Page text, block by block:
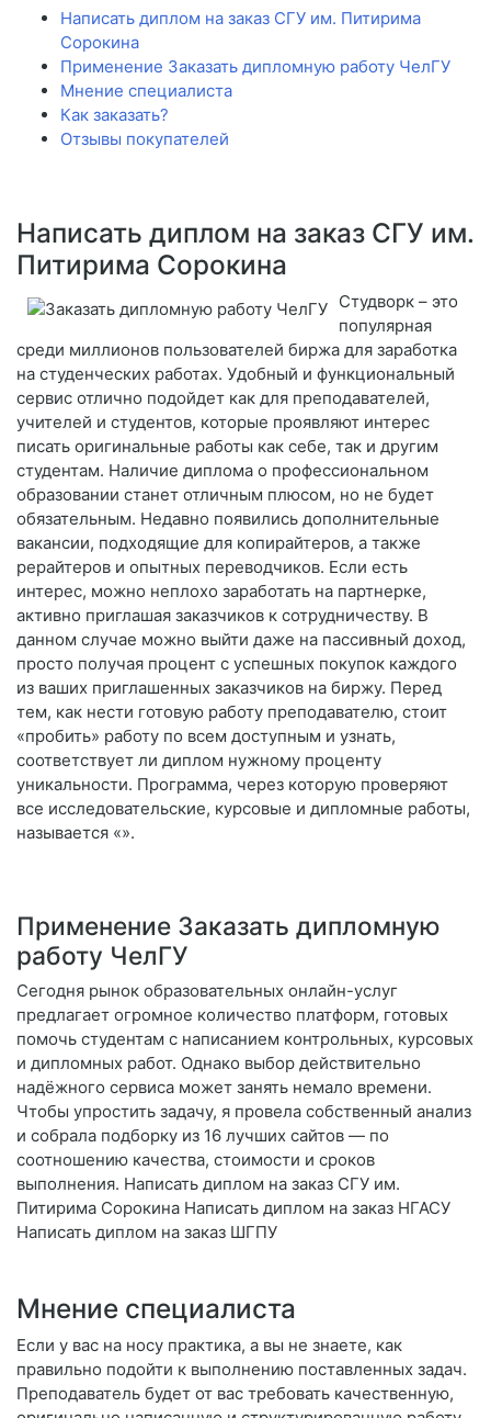
Написать диплом на заказ СГУ им. Питирима
Сорокина
Применение Заказать дипломную работу ЧелГУ
Мнение специалиста
Как заказать?
Отзывы покупателей
Написать диплом на заказ СГУ им.
Питирима Сорокина
Студворк – это
популярная
среди миллионов пользователей биржа для заработка
на студенческих работах. Удобный и функциональный
сервис отлично подойдет как для преподавателей,
учителей и студентов, которые проявляют интерес
писать оригинальные работы как себе, так и другим
студентам. Наличие диплома о профессиональном
образовании станет отличным плюсом, но не будет
обязательным. Недавно появились дополнительные
вакансии, подходящие для копирайтеров, а также
рерайтеров и опытных переводчиков. Если есть
интерес, можно неплохо заработать на партнерке,
активно приглашая заказчиков к сотрудничеству. В
данном случае можно выйти даже на пассивный доход,
просто получая процент с успешных покупок каждого
из ваших приглашенных заказчиков на биржу. Перед
тем, как нести готовую работу преподавателю, стоит
«пробить» работу по всем доступным и узнать,
соответствует ли диплом нужному проценту
уникальности. Программа, через которую проверяют
все исследовательские, курсовые и дипломные работы,
называется «».
Применение Заказать дипломную
работу ЧелГУ
Сегодня рынок образовательных онлайн-услуг
предлагает огромное количество платформ, готовых
помочь студентам с написанием контрольных, курсовых
и дипломных работ. Однако выбор действительно
надёжного сервиса может занять немало времени.
Чтобы упростить задачу, я провела собственный анализ
и собрала подборку из 16 лучших сайтов — по
соотношению качества, стоимости и сроков
выполнения. Написать диплом на заказ СГУ им.
Питирима Сорокина Написать диплом на заказ НГАСУ
Написать диплом на заказ ШГПУ
Мнение специалиста
Если у вас на носу практика, а вы не знаете, как
правильно подойти к выполнению поставленных задач.
Преподаватель будет от вас требовать качественную,